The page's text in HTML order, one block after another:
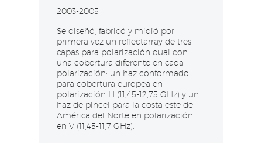
2003-2005
Se diseñó, fabricó y midió por
primera vez un reflectarray de tres
capas para polarización dual con
una cobertura diferente en cada
polarización: un haz conformado
para cobertura europea en
polarización H (11,45-12,75 GHz) y un
haz de pincel para la costa este de
América del Norte en polarización
en V (11,45-11,7 GHz).​